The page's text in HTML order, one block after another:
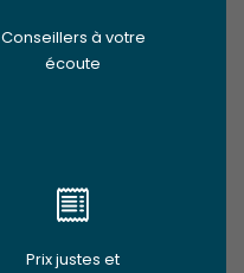
Conseillers à votre
écoute
Prix justes et